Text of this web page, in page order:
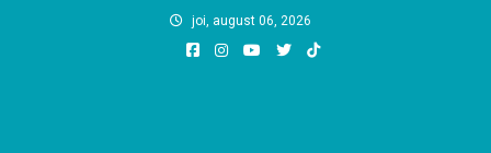
joi, august 06, 2026